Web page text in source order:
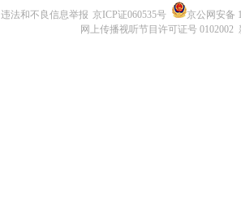
违法和不良信息举报 京ICP证060535号
京公网安备
网上传播视听节目许可证号 0102002